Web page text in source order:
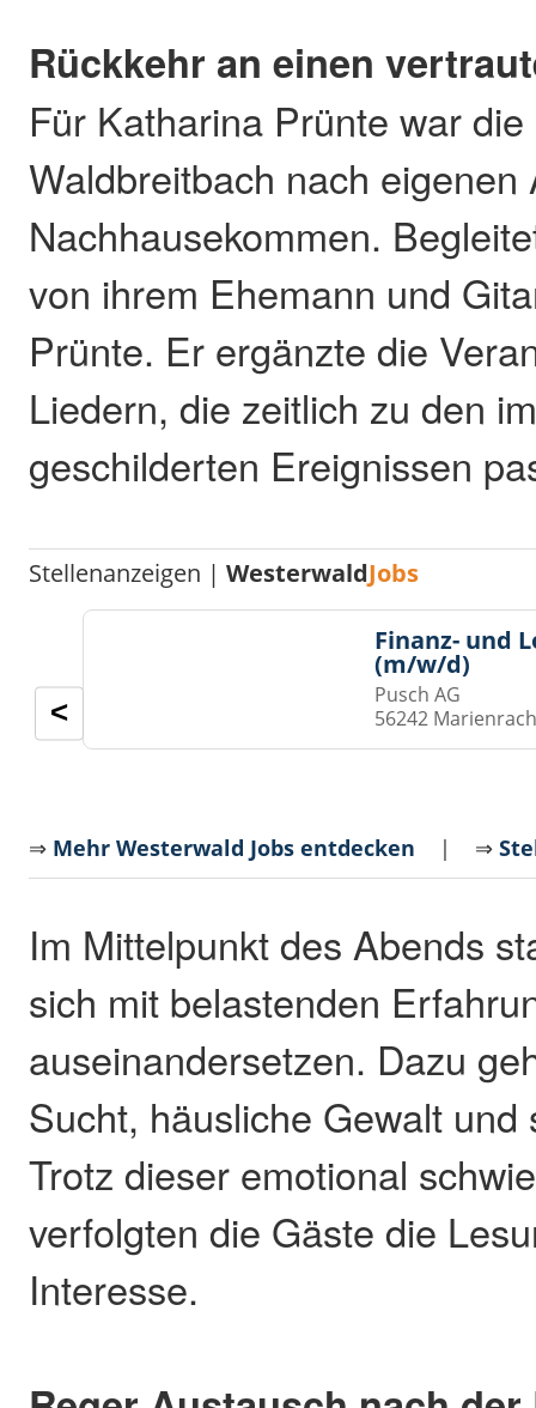
Rückkehr an einen
Für Katharina Prünte war
Waldbreitbach nach eigenen
Nachhausekommen.
von ihrem Ehemann und
Prünte. Er ergänzte die
Liedern, die zeitlich zu den
geschilderten Ereignissen
Stellenanzeigen |WesterwaldJobs
Finanz- und
(m/w/d)
Pusch AG
56242
<
⇒ Mehr Westerwald Jobs entdecken | ⇒
Im Mittelpunkt des Abends
sich mit belastenden
auseinandersetzen. Dazu
Sucht, häusliche Gewalt und
Trotz dieser emotional
verfolgten die Gäste die
Interesse.